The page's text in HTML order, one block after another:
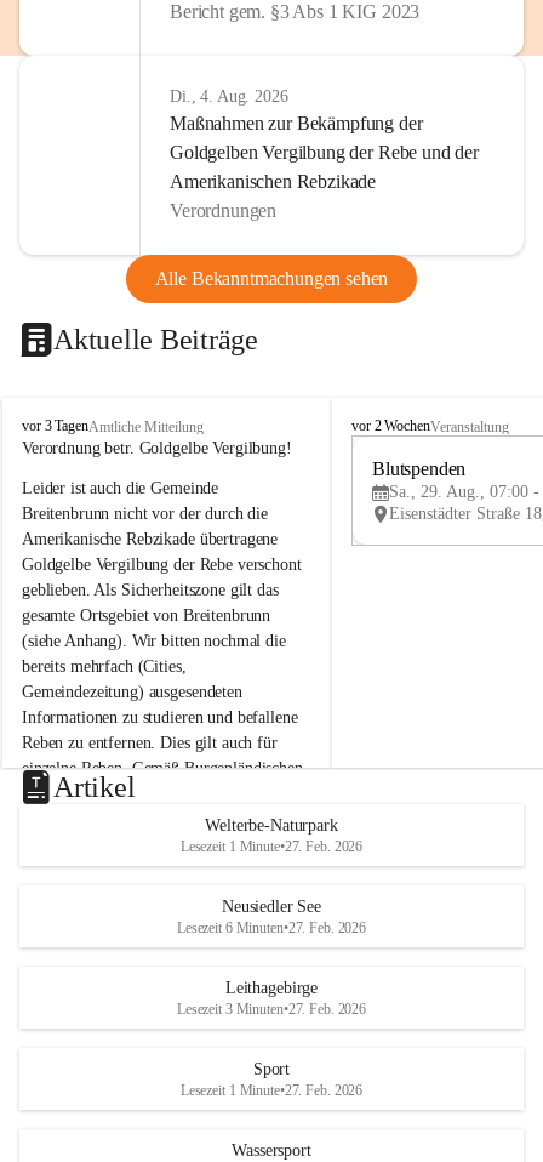
Bericht gem. §3 Abs 1 KIG 2023
Di., 4. Aug. 2026
Maßnahmen zur Bekämpfung der
Goldgelben Vergilbung der Rebe und der
Amerikanischen Rebzikade
Verordnungen
Alle Bekanntmachungen sehen
Aktuelle Beiträge
B
r
i
t
e
n
b
r
u
n
n
a
m
N
e
u
s
d
S
vor 3 TagenAmtliche Mitteilung
Verordnung betr. Goldgelbe Vergilbung!
Leider ist auch die Gemeinde
Breitenbrunn nicht vor der durch die
Amerikanische Rebzikade übertragene
Goldgelbe Vergilbung der Rebe verschont
geblieben. Als Sicherheitszone gilt das
gesamte Ortsgebiet von Breitenbrunn
(siehe Anhang). Wir bitten nochmal die
bereits mehrfach (Cities,
Gemeindezeitung) ausgesendeten
Informationen zu studieren und befallene
Reben zu entfernen. Dies gilt auch für
einzelne Reben. Gemäß Burgenländischen
Weinbaugesetz sind nicht gepflegte oder
unzulässige Weingärten zu roden! Bitte
helfen wir zusammen um unsere Winzer
vor den prognostizierten Ernteausfällen
und den daraus folgenden wirtschaftlichen
Maßnahmen zur Bekämpfung
Rebe und der Amerikanischen
Anhang VBl. EU Nr. 18
B
e
u
e
d
r
S
vor 2 WochenVeranstaltung
Blutspenden
Sa., 29. Aug., 07:00 -
Artikel
Welterbe-Naturpark
Lesezeit 1 Minute•27. Feb. 2026
Neusiedler See
Lesezeit 6 Minuten•27. Feb. 2026
Leithagebirge
Lesezeit 3 Minuten•27. Feb. 2026
Sport
Lesezeit 1 Minute•27. Feb. 2026
Wassersport